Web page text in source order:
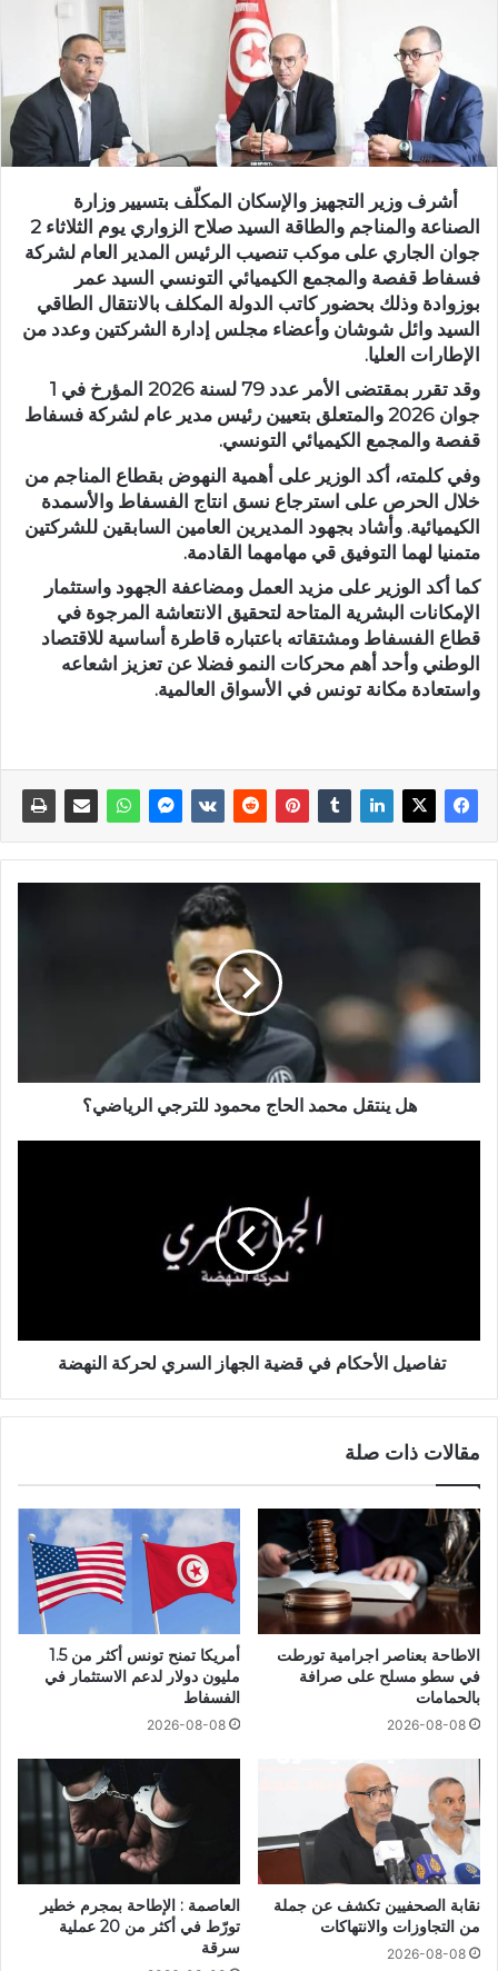
أشرف وزير التجهيز والإسكان المكلّف بتسيير وزارة
الصناعة والمناجم والطاقة السيد صلاح الزواري يوم الثلاثاء 2
جوان الجاري على موكب تنصيب الرئيس المدير العام لشركة
فسفاط قفصة والمجمع الكيميائي التونسي السيد عمر
بوزوادة وذلك بحضور كاتب الدولة المكلف بالانتقال الطاقي
السيد وائل شوشان وأعضاء مجلس إدارة الشركتين وعدد من
الإطارات العليا.
وقد تقرر بمقتضى الأمر عدد 79 لسنة 2026 المؤرخ في 1
جوان 2026 والمتعلق بتعيين رئيس مدير عام لشركة فسفاط
قفصة والمجمع الكيميائي التونسي.
وفي كلمته، أكد الوزير على أهمية النهوض بقطاع المناجم من
خلال الحرص على استرجاع نسق انتاج الفسفاط والأسمدة
الكيميائية. وأشاد بجهود المديرين العامين السابقين للشركتين
متمنيا لهما التوفيق قي مهامهما القادمة.
كما أكد الوزير على مزيد العمل ومضاعفة الجهود واستثمار
الإمكانات البشرية المتاحة لتحقيق الانتعاشة المرجوة في
قطاع الفسفاط ومشتقاته باعتباره قاطرة أساسية للاقتصاد
الوطني وأحد أهم محركات النمو فضلا عن تعزيز اشعاعه
واستعادة مكانة تونس في الأسواق العالمية.
هل ينتقل محمد الحاج محمود للترجي الرياضي؟
تفاصيل الأحكام في قضية الجهاز السري لحركة النهضة
مقالات ذات صلة
الاطاحة بعناصر اجرامية تورطت
في سطو مسلح على صرافة
بالحمامات
2026-08-08
أمريكا تمنح تونس أكثر من 1.5
مليون دولار لدعم الاستثمار في
الفسفاط
2026-08-08
نقابة الصحفيين تكشف عن جملة
من التجاوزات والانتهاكات
2026-08-08
العاصمة : الإطاحة بمجرم خطير
تورّط في أكثر من 20 عملية
سرقة